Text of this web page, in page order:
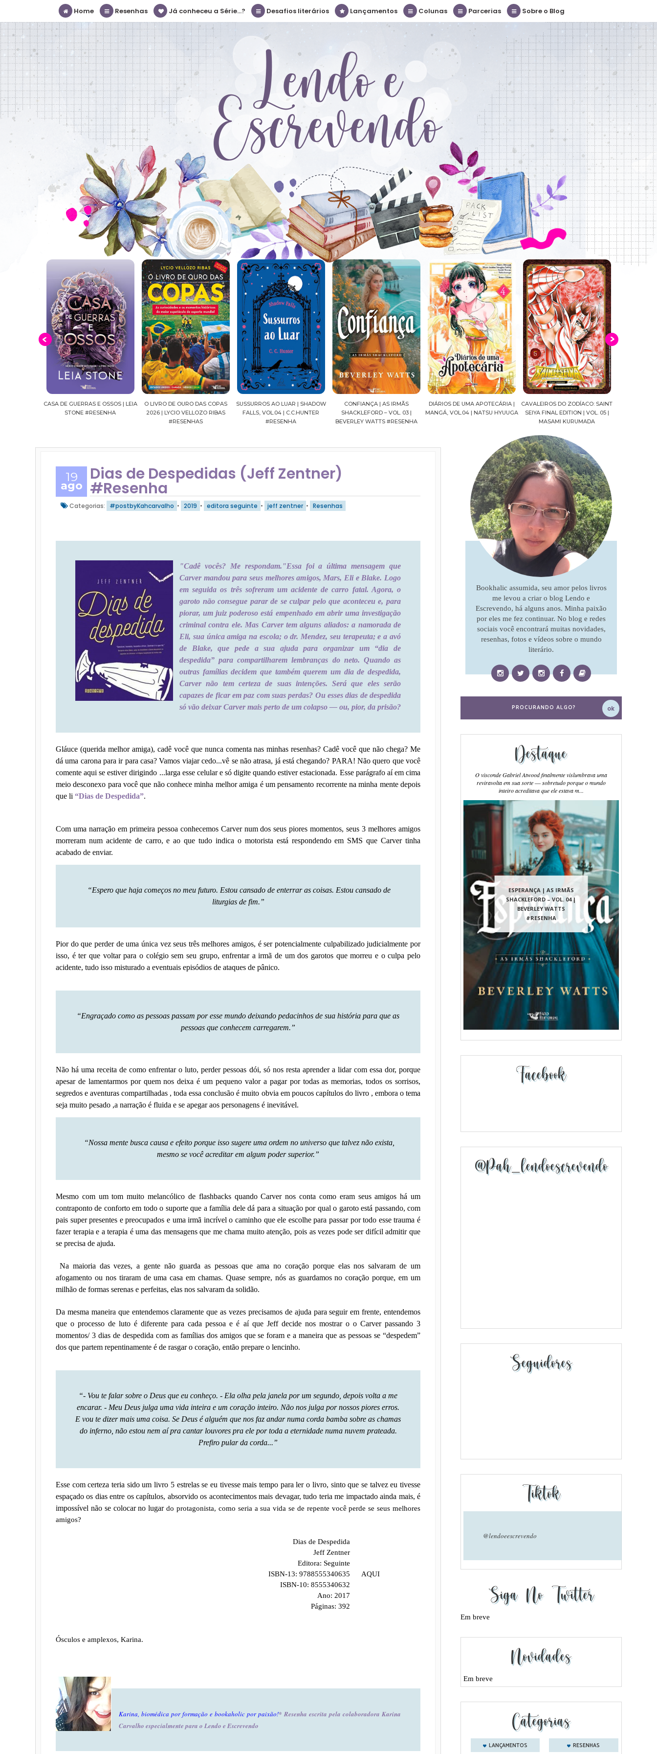
Home Resenhas Já conheceu a Série...? Desafios literários Lançamentos Colunas Parcerias Sobre o Blog
O LIVRO DE OURO DAS COPAS
2026 | LYCIO VELLOZO RIBAS
SUSSURROS AO LUAR | SHADOW
FALLS, VOL.04 | C.C.HUNTER
#RESENHA
CONFIANÇA | AS IRMÃS
SHACKLEFORD – VOL. 03 |
BEVERLEY WATTS #RESENHA
DIÁRIOS DE UMA APOTECÁRIA |
MANGÁ, VOL.04 | NATSU HYUUGA
CAVALEIROS DO ZODÍACO: SAINT
SEIYA FINAL EDITION | VOL. 05 |
CROWN OF WAR AND SHADOW |
J.R.WARD #RESENHA
19
ago
Dias de Despedidas (Jeff Zentner)
#Resenha
Categorias: #postbyKahcarvalho • 2019 • editora seguinte • jeff zentner • Resenhas
"Cadê vocês? Me respondam."Essa foi a última mensagem que
Carver mandou para seus melhores amigos, Mars, Eli e Blake. Logo
em seguida os três sofreram um acidente de carro fatal. Agora, o
garoto não consegue parar de se culpar pelo que aconteceu e, para
piorar, um juiz poderoso está empenhado em abrir uma investigação
criminal contra ele. Mas Carver tem alguns aliados: a namorada de
Eli, sua única amiga na escola; o dr. Mendez, seu terapeuta; e a avó
de Blake, que pede a sua ajuda para organizar um “dia de
despedida” para compartilharem lembranças do neto. Quando as
outras famílias decidem que também querem um dia de despedida,
Carver não tem certeza de suas intenções. Será que eles serão
capazes de ficar em paz com suas perdas? Ou esses dias de despedida
só vão deixar Carver mais perto de um colapso — ou, pior, da prisão?
Gláuce (querida melhor amiga), cadê você que nunca comenta nas minhas resenhas? Cadê você que não chega? Me
dá uma carona para ir para casa? Vamos viajar cedo...vê se não atrasa, já está chegando? PARA! Não quero que você
comente aqui se estiver dirigindo ...larga esse celular e só digite quando estiver estacionada. Esse parágrafo aí em cima
meio desconexo para você que não conhece minha melhor amiga é um pensamento recorrente na minha mente depois
que li “Dias de Despedida”.
Com uma narração em primeira pessoa conhecemos Carver num dos seus piores momentos, seus 3 melhores amigos
morreram num acidente de carro, e ao que tudo indica o motorista está respondendo em SMS que Carver tinha
acabado de enviar.
“Espero que haja começos no meu futuro. Estou cansado de enterrar as coisas. Estou cansado de
liturgias de fim.”
Pior do que perder de uma única vez seus três melhores amigos, é ser potencialmente culpabilizado judicialmente por
isso, é ter que voltar para o colégio sem seu grupo, enfrentar a irmã de um dos garotos que morreu e o culpa pelo
acidente, tudo isso misturado a eventuais episódios de ataques de pânico.
“Engraçado como as pessoas passam por esse mundo deixando pedacinhos de sua história para que as
pessoas que conhecem carregarem.”
Não há uma receita de como enfrentar o luto, perder pessoas dói, só nos resta aprender a lidar com essa dor, porque
apesar de lamentarmos por quem nos deixa é um pequeno valor a pagar por todas as memorias, todos os sorrisos,
segredos e aventuras compartilhadas , toda essa conclusão é muito obvia em poucos capítulos do livro , embora o tema
seja muito pesado ,a narração é fluida e se apegar aos personagens é inevitável.
“Nossa mente busca causa e efeito porque isso sugere uma ordem no universo que talvez não exista,
mesmo se você acreditar em algum poder superior.”
Mesmo com um tom muito melancólico de flashbacks quando Carver nos conta como eram seus amigos há um
contraponto de conforto em todo o suporte que a família dele dá para a situação por qual o garoto está passando, com
pais super presentes e preocupados e uma irmã incrível o caminho que ele escolhe para passar por todo esse trauma é
fazer terapia e a terapia é uma das mensagens que me chama muito atenção, pois as vezes pode ser difícil admitir que
se precisa de ajuda.
Na maioria das vezes, a gente não guarda as pessoas que ama no coração porque elas nos salvaram de um
afogamento ou nos tiraram de uma casa em chamas. Quase sempre, nós as guardamos no coração porque, em um
milhão de formas serenas e perfeitas, elas nos salvaram da solidão.
Da mesma maneira que entendemos claramente que as vezes precisamos de ajuda para seguir em frente, entendemos
que o processo de luto é diferente para cada pessoa e é aí que Jeff decide nos mostrar o o Carver passando 3
momentos/ 3 dias de despedida com as famílias dos amigos que se foram e a maneira que as pessoas se “despedem”
dos que partem repentinamente é de rasgar o coração, então prepare o lencinho.
“- Vou te falar sobre o Deus que eu conheço. - Ela olha pela janela por um segundo, depois volta a me
encarar. - Meu Deus julga uma vida inteira e um coração inteiro. Não nos julga por nossos piores erros.
E vou te dizer mais uma coisa. Se Deus é alguém que nos faz andar numa corda bamba sobre as chamas
do inferno, não estou nem aí pra cantar louvores pra ele por toda a eternidade numa nuvem prateada.
Prefiro pular da corda...”
Esse com certeza teria sido um livro 5 estrelas se eu tivesse mais tempo para ler o livro, sinto que se talvez eu tivesse
espaçado os dias entre os capítulos, absorvido os acontecimentos mais devagar, tudo teria me impactado ainda mais, é
impossível não se colocar no lugardo protagonista, como seria a sua vida se de repente você perde se seus melhores
amigos?
Dias de Despedida
Jeff Zentner
Editora: Seguinte
ISBN-13: 9788555340635
ISBN-10: 8555340632
Ano: 2017
Páginas: 392
AQUI
Ósculos e amplexos, Karina.
Karina, biomédica por formação e bookaholic por paixão!* Resenha escrita pela colaboradora Karina
Carvalho especialmente para o Lendo e Escrevendo
Bookhalic assumida, seu amor pelos livros
me levou a criar o blog Lendo e
Escrevendo, há alguns anos. Minha paixão
por eles me fez continuar. No blog e redes
sociais você encontrará muitas novidades,
resenhas, fotos e vídeos sobre o mundo
literário.
Destaque
ESPERANÇA | AS IRMÃS
SHACKLEFORD – VOL. 04 |
BEVERLEY WATTS
#RESENHA
O visconde Gabriel Atwood finalmente vislumbrava uma
reviravolta em sua sorte ― sobretudo porque o mundo
inteiro acreditava que ele estava m...
Facebook
@pah_lendoescrevendo
Seguidores
Tiktok
@lendoeescrevendo
Siga No Twitter
Em breve
Novidades
Em breve
Categorias
LANÇAMENTOS RESENHAS